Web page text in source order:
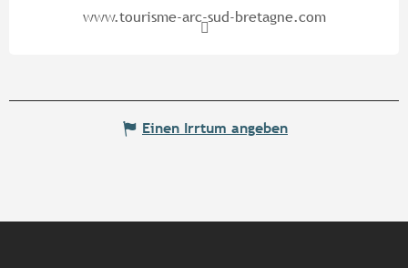
www.tourisme-arc-sud-bretagne.com
Einen Irrtum angeben